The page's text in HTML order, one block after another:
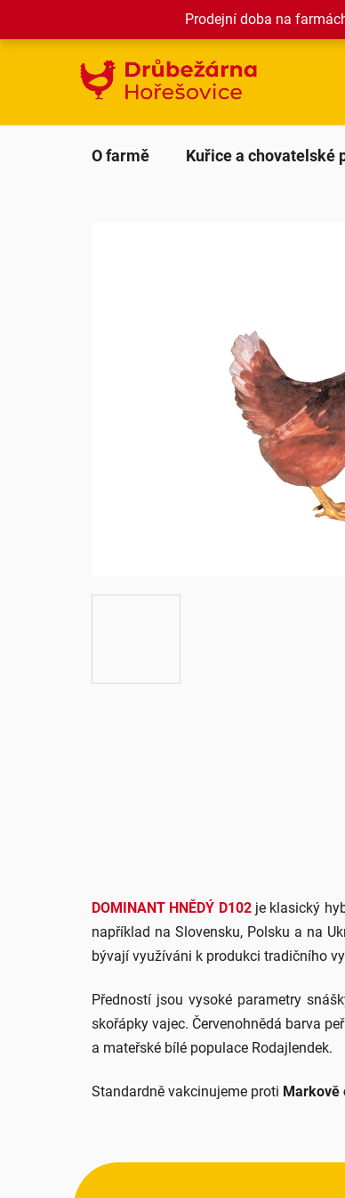
obsah
Prodejní doba na
O farmě Kuřice a chovatelské
DOMINANT HNĚDÝ D102je klasický
například na Slovensku, Polsku a na
bývají využíváni k produkci tradičního
Předností jsou vysoké parametry
skořápky vajec. Červenohnědá barva
a mateřské bílé populace Rodajlendek.
Standardně vakcinujeme proti Markově